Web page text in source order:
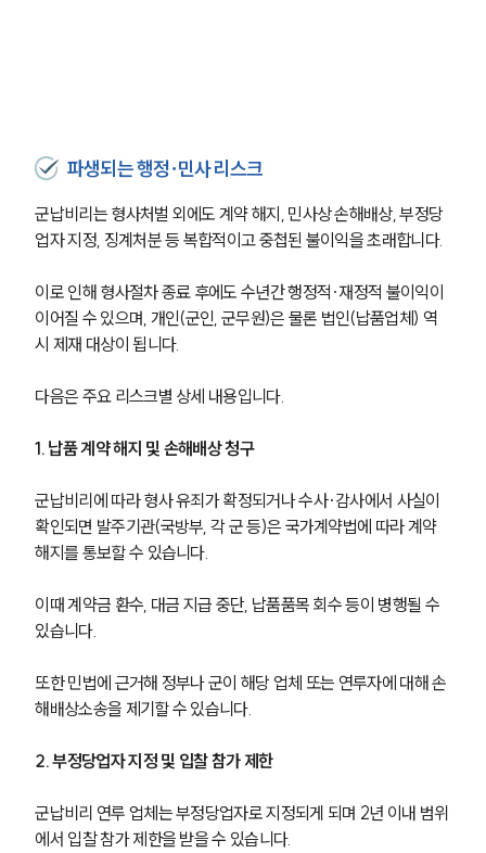
파생되는 행정∙민사 리스크
군납비리는 형사처벌 외에도 계약 해지, 민사상 손해배상, 부정당
업자 지정, 징계처분 등 복합적이고 중첩된 불이익을 초래합니다.
이로 인해 형사절차 종료 후에도 수년간 행정적·재정적 불이익이
이어질 수 있으며, 개인(군인, 군무원)은 물론 법인(납품업체) 역
시 제재 대상이 됩니다.
다음은 주요 리스크별 상세 내용입니다.
1. 납품 계약 해지 및 손해배상 청구
군납비리에 따라 형사 유죄가 확정되거나 수사·감사에서 사실이
확인되면 발주기관(국방부, 각 군 등)은 국가계약법에 따라 계약
해지를 통보할 수 있습니다.
이때 계약금 환수, 대금 지급 중단, 납품품목 회수 등이 병행될 수
있습니다.
또한 민법에 근거해 정부나 군이 해당 업체 또는 연루자에 대해 손
해배상소송을 제기할 수 있습니다.
2. 부정당업자 지정 및 입찰 참가 제한
군납비리 연루 업체는 부정당업자로 지정되게 되며 2년 이내 범위
에서 입찰 참가 제한을 받을 수 있습니다.